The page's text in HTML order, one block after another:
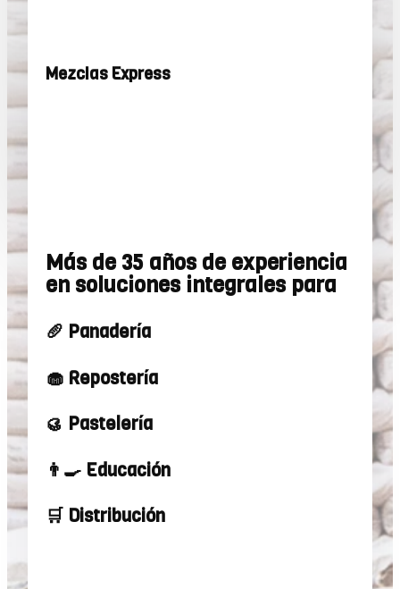
Mezclas Express
Más de 35 años de experiencia
en soluciones integrales para
🥖 Panadería
🧁 Repostería
🥮 Pastelería
👨‍🍳 Educación
🛒 Distribución